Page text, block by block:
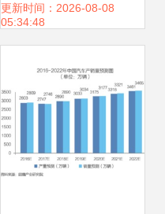
效供应链管理服务
更新时间：2026-08-08
05:34:48